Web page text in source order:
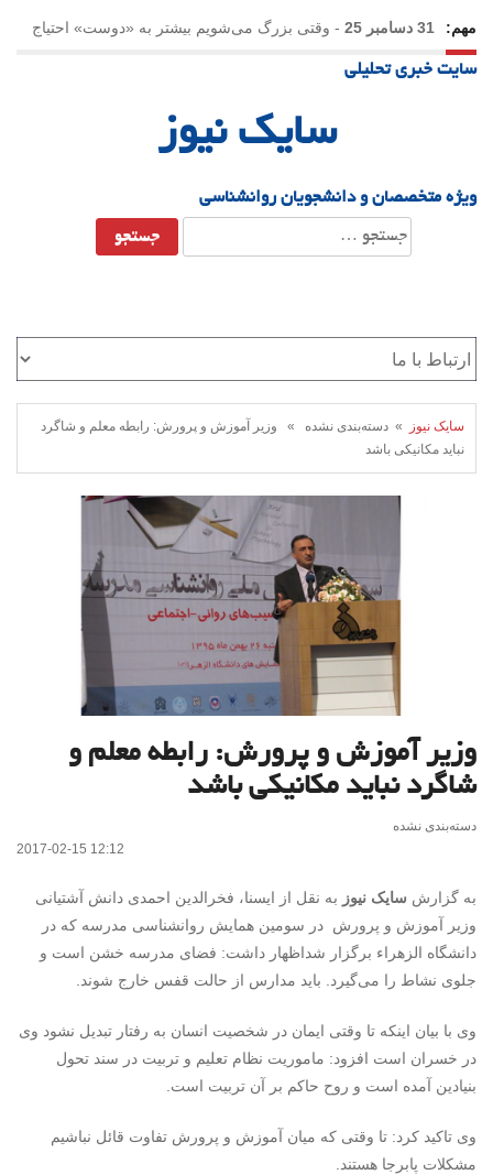
مهم: 31 دسامبر 25 - وقتی بزرگ می‌شویم بیشتر به «دوست» احتیاج
داریم؟
سایت خبری تحلیلی
سایک نیوز
ویژه متخصصان و دانشجویان روانشناسی
جستجو
برای:
سایک نیوز
» دسته‌بندی نشده » وزیر آموزش و پرورش: رابطه معلم و شاگرد
نباید مکانیکی باشد
وزیر آموزش و پرورش: رابطه معلم و
شاگرد نباید مکانیکی باشد
دسته‌بندی نشده
2017-02-15 12:12
به گزارش سایک نیوز به نقل از ایسنا، فخرالدین احمدی دانش آشتیانی
وزیر آموزش و پرورش در سومین همایش روانشناسی مدرسه که در
دانشگاه الزهراء برگزار شداظهار داشت: فضای مدرسه خشن است و
جلوی نشاط را می‌گیرد. باید مدارس از حالت قفس خارج شوند.
وی با بیان اینکه تا وقتی ایمان در شخصیت انسان به رفتار تبدیل نشود وی
در خسران است افزود: ماموریت نظام تعلیم و تربیت در سند تحول
بنیادین آمده است و روح حاکم بر آن تربیت است.
وی تاکید کرد: تا وقتی که میان آموزش و پرورش تفاوت قائل نباشیم
مشکلات پابرجا هستند.